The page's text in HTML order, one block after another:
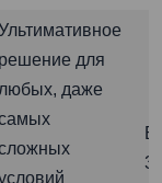
решение для
любых, даже